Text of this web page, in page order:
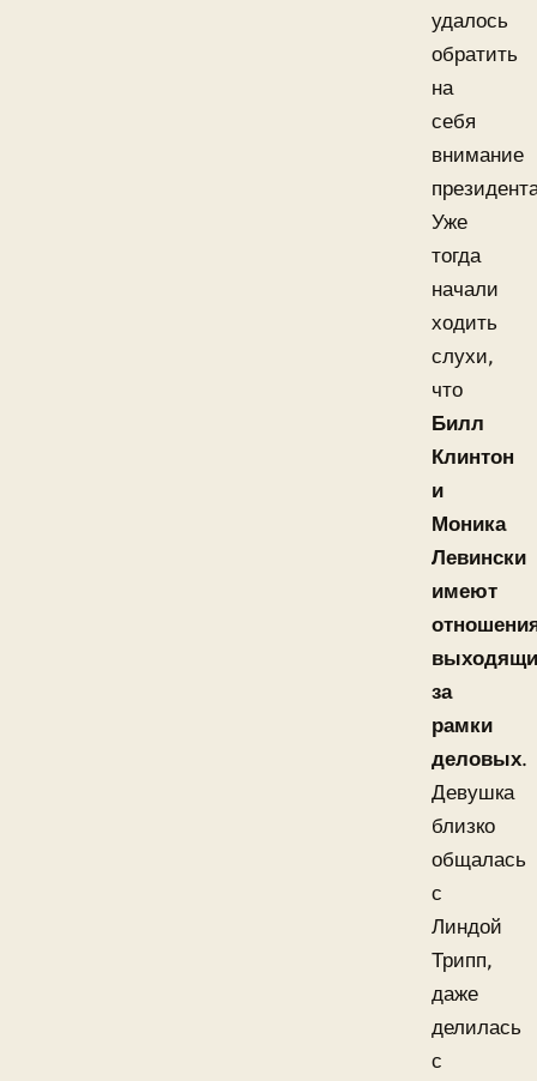
удалось
обратить
на
себя
внимание
Уже
тогда
начали
ходить
слухи,
что
Билл
Клинтон
и
Моника
Левински
имеют
за
рамки
деловых.
Девушка
близко
общалась
с
Линдой
Трипп,
даже
делилась
с